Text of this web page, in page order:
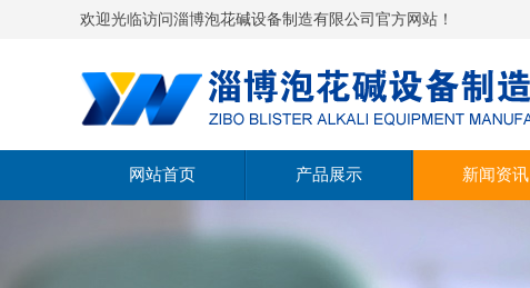
欢迎光临访问淄博泡花碱设备制造有限公司官方网站！
网站首页 产品展示
泡花碱设备蒸汽型
新闻资讯